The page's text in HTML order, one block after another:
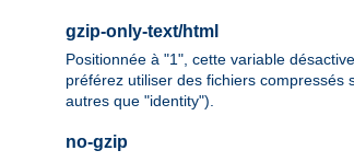
gzip-only-text/html
Positionnée à "1", cette variable
préférez utiliser des fichiers compressés
autres que "identity").
no-gzip